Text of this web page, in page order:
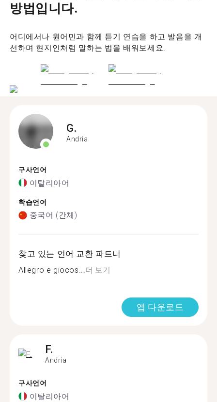
방법입니다.
어디에서나 원어민과 함께 듣기 연습을 하고 발음을 개
선하며 현지인처럼 말하는 법을 배워보세요.
G.
Andria
구사언어
이탈리아어
학습언어
중국어 (간체)
찾고 있는 언어 교환 파트너
Allegro e giocos...더 보기
앱 다운로드
F.
Andria
구사언어
이탈리아어